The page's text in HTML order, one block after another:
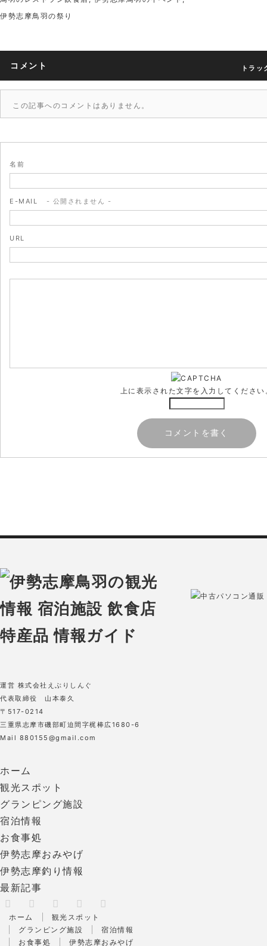
伊勢志摩鳥羽の祭り
コメント トラ
この記事へのコメントはありません。
名前
E-MAIL - 公開されません -
URL
上に表示された文字を入力してください
中古パソコン通
運営 株式会社えぶりしんぐ
代表取締役 山本泰久
〒517-0214
三重県志摩市磯部町迫間字梶棒広1680-6
Mail 880155@gmail.com
ホーム
観光スポット
グランピング施設
宿泊情報
お食事処
伊勢志摩おみやげ
伊勢志摩釣り情報
最新記事
FacebookInstagramPinterest
RSS
ホーム
観光スポット
グランピング施設
宿泊情報
お食事処
伊勢志摩おみやげ